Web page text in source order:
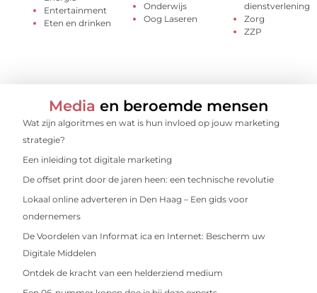
Entertainment
Eten en drinken
Onderwijs
Oog Laseren
dienstverlening
Zorg
ZZP
Media en beroemde mensen
Wat zijn algoritmes en wat is hun invloed op jouw marketing
strategie?
Een inleiding tot digitale marketing
De offset print door de jaren heen: een technische revolutie
Lokaal online adverteren in Den Haag – Een gids voor
ondernemers
De Voordelen van Informat ica en Internet: Bescherm uw
Digitale Middelen
Ontdek de kracht van een helderziend medium